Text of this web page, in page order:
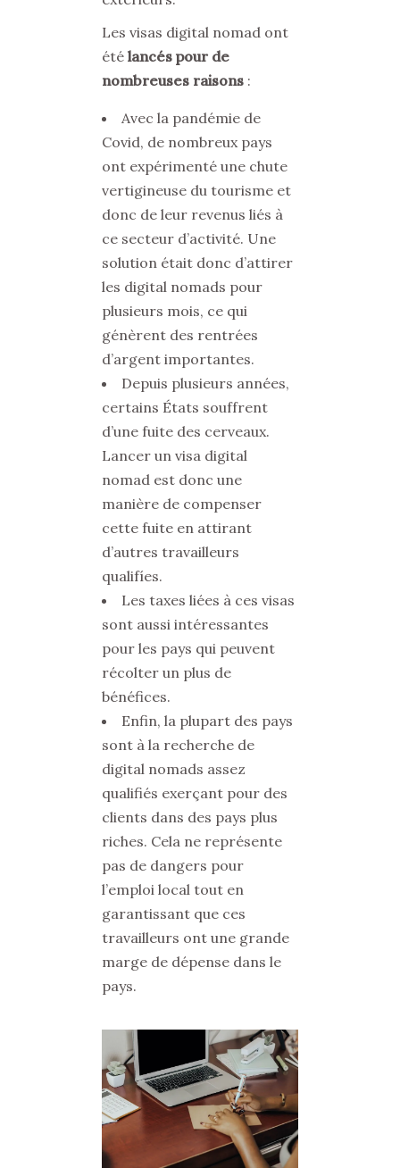
Les visas digital nomad ont
été lancés pour de
nombreuses raisons :
Avec la pandémie de
Covid, de nombreux pays
ont expérimenté une chute
vertigineuse du tourisme et
donc de leur revenus liés à
ce secteur d’activité. Une
solution était donc d’attirer
les digital nomads pour
plusieurs mois, ce qui
génèrent des rentrées
d’argent importantes.
Depuis plusieurs années,
certains États souffrent
d’une fuite des cerveaux.
Lancer un visa digital
nomad est donc une
manière de compenser
cette fuite en attirant
d’autres travailleurs
qualifíes.
Les taxes liées à ces visas
sont aussi intéressantes
pour les pays qui peuvent
récolter un plus de
bénéfices.
Enfin, la plupart des pays
sont à la recherche de
digital nomads assez
qualifiés exerçant pour des
clients dans des pays plus
riches. Cela ne représente
pas de dangers pour
l’emploi local tout en
garantissant que ces
travailleurs ont une grande
marge de dépense dans le
pays.